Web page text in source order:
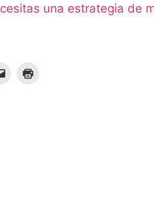
una estrategia de